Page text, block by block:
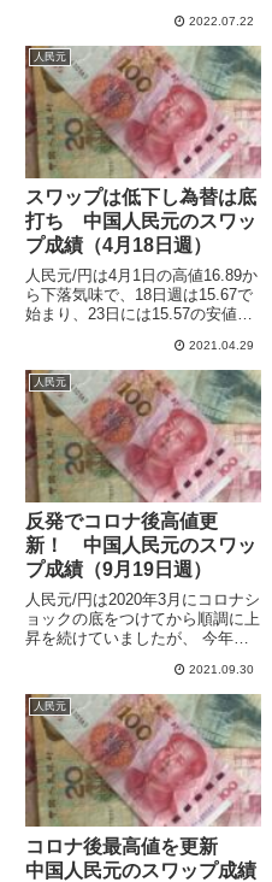
元は昨年は上昇率が高かったうえ
米ドルに近い動きをするので、ス
ワポ運用のリスク分散に有効でし
た。今年に入って各国が利上げ
す...
2022.07.22
人民元
スワップは低下し為替は底
打ち 中国人民元のスワッ
プ成績（4月18日週）
人民元/円は4月1日の高値16.89か
ら下落気味で、18日週は15.67で
始まり、23日には15.57の安値を
転して週明けは大きく値を戻して
います。4月はじめの高値でポジ
ションを増やしてしまい、しくじ
り感が高か...
2021.04.29
人民元
反発でコロナ後高値更
新！ 中国人民元のスワッ
プ成績（9月19日週）
人民元/円は2020年3月にコロナシ
ョックの底をつけてから順調に上
昇を続けていましたが、 今年の
線）で調整となりました。下値は
16.8あたり（赤点線）が硬く6回
ほど跳ね返されて反発となってい
ます9月19日週は...
2021.09.30
人民元
コロナ後最高値を更新
中国人民元のスワップ成績